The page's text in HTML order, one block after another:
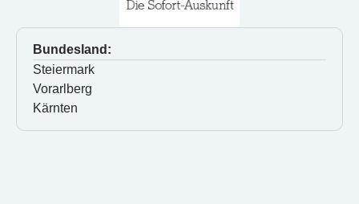
Bundesland:
Steiermark
Vorarlberg
Kärnten